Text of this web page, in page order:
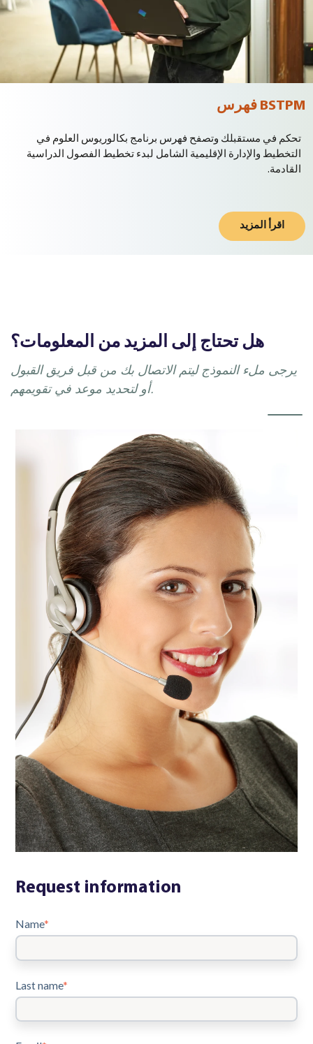
BSTPM فهرس
تحكم في مستقبلك وتصفح فهرس برنامج بكالوريوس العلوم في
التخطيط والإدارة الإقليمية الشامل لبدء تخطيط الفصول الدراسية
القادمة.
اقرأ المزيد
هل تحتاج إلى المزيد من المعلومات؟
يرجى ملء النموذج ليتم الاتصال بك من قبل فريق القبول
أو لتحديد موعد في تقويمهم.
Request information
Name*
Last name*